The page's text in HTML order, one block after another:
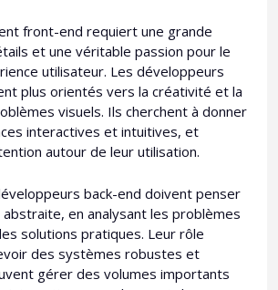
front-end requiert une grande
et une véritable passion pour le
utilisateur. Les développeurs
plus orientés vers la créativité et la
visuels. Ils cherchent à donner
interactives et intuitives, et
autour de leur utilisation.
back-end doivent penser
en analysant les problèmes
solutions pratiques. Leur rôle
des systèmes robustes et
gérer des volumes importants